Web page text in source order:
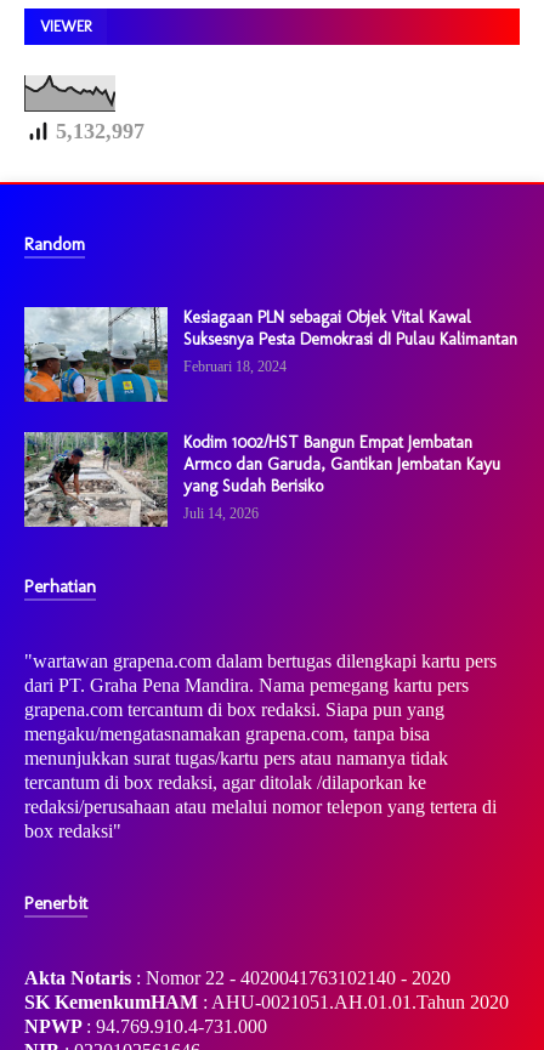
VIEWER
5,132,997
Random
Kesiagaan PLN sebagai Objek Vital Kawal
Suksesnya Pesta Demokrasi dI Pulau Kalimantan
Februari 18, 2024
Kodim 1002/HST Bangun Empat Jembatan
Armco dan Garuda, Gantikan Jembatan Kayu
yang Sudah Berisiko
Juli 14, 2026
Perhatian
"wartawan grapena.com dalam bertugas dilengkapi kartu pers
dari PT. Graha Pena Mandira. Nama pemegang kartu pers
grapena.com tercantum di box redaksi. Siapa pun yang
mengaku/mengatasnamakan grapena.com, tanpa bisa
menunjukkan surat tugas/kartu pers atau namanya tidak
tercantum di box redaksi, agar ditolak /dilaporkan ke
redaksi/perusahaan atau melalui nomor telepon yang tertera di
box redaksi"
Penerbit
Akta Notaris : Nomor 22 - 4020041763102140 - 2020
SK KemenkumHAM : AHU-0021051.AH.01.01.Tahun 2020
NPWP : 94.769.910.4-731.000